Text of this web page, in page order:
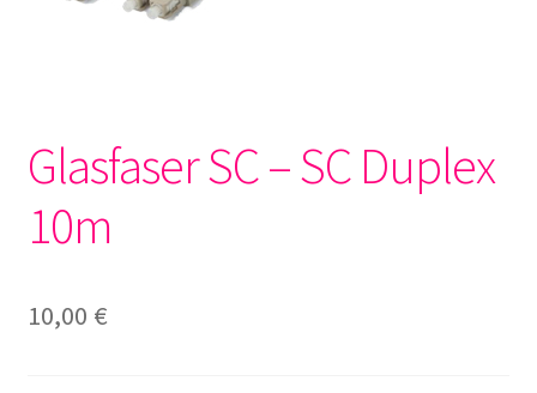
Glasfaser SC – SC Duplex
10m
10,00 €